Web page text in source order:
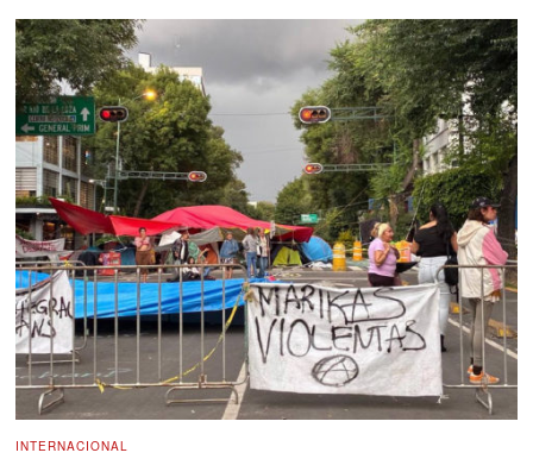
INTERNACIONAL